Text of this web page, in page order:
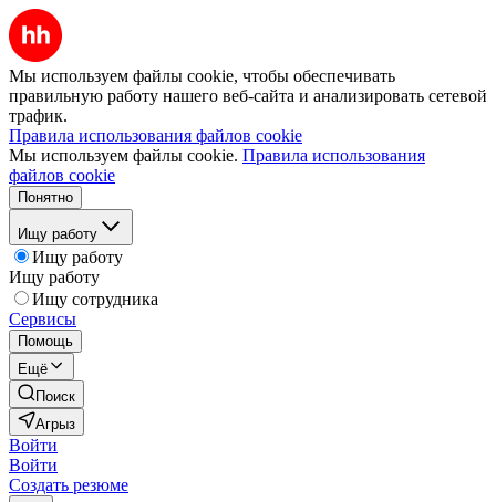
Мы используем файлы cookie, чтобы обеспечивать
правильную работу нашего веб-сайта и анализировать сетевой
трафик.
Правила использования файлов cookie
Мы используем файлы cookie. Правила использования
файлов cookie
Понятно
Ищу работу
Ищу работу
Ищу работу
Ищу сотрудника
Сервисы
Помощь
Ещё
Поиск
Агрыз
Войти
Войти
Создать резюме